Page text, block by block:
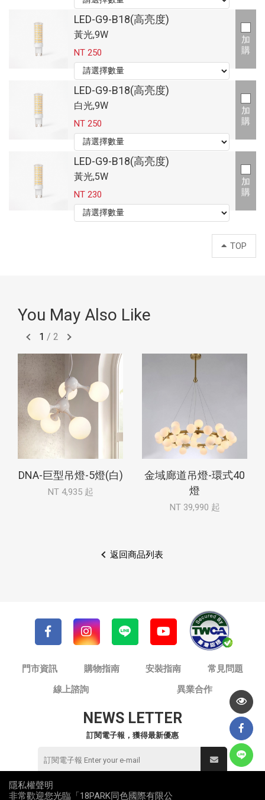
LED-G9-B18(高亮度)
黃光,9W
NT 250
加
購
LED-G9-B18(高亮度)
白光,9W
NT 250
加
購
LED-G9-B18(高亮度)
黃光,5W
NT 230
加
購
TOP
You May Also Like
1 / 2
DNA-巨型吊燈-5燈(白)
NT 4,935 起
金域廊道吊燈-環式40
燈
NT 39,990 起
返回商品列表
門市資訊 購物指南 安裝指南
常見問題
線上諮詢
異業合作
NEWS LETTER
訂閱電子報，獲得最新優惠
© 同色國際有限公司 / 18PARK流行燈飾傢飾
隱私權聲明
非常歡迎您光臨「18PARK同色國際有限公